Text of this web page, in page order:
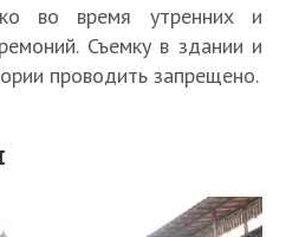
во время утренних и
Съемку в здании и
проводить запрещено.